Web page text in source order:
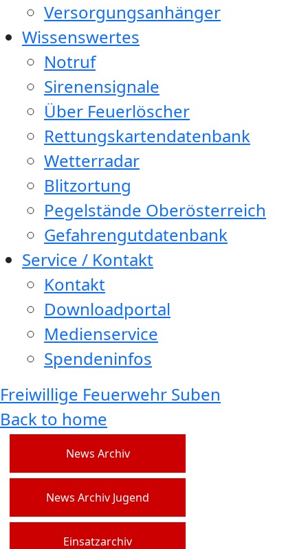
Versorgungsanhänger
Wissenswertes
Notruf
Sirenensignale
Über Feuerlöscher
Rettungskartendatenbank
Wetterradar
Blitzortung
Pegelstände Oberösterreich
Gefahrengutdatenbank
Service / Kontakt
Kontakt
Downloadportal
Medienservice
Spendeninfos
Freiwillige Feuerwehr Suben
Back to home
News Archiv
News Archiv Jugend
Einsatzarchiv